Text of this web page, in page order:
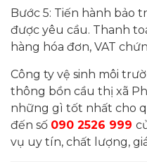
Bước 5: Tiến hành bảo
được yêu cầu. Thanh
hàng hóa đơn, VAT
Công ty vệ sinh môi
thông bồn cầu thị xã
những gì tốt nhất cho
đến số 090 2526 999
vụ uy tín, chất lượng,